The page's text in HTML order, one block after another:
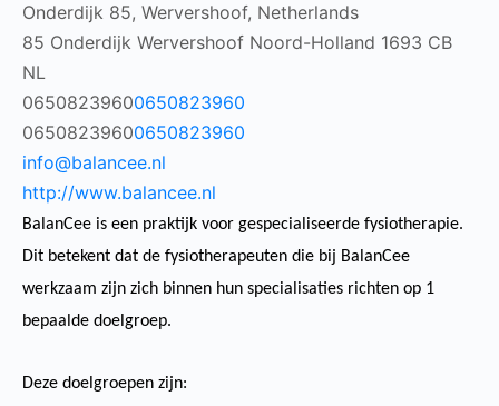
Onderdijk 85, Wervershoof, Netherlands
85 Onderdijk Wervershoof Noord-Holland 1693 CB
NL
06508239600650823960
06508239600650823960
info@balancee.nl
http://www.balancee.nl
BalanCee is een praktijk voor gespecialiseerde fysiotherapie.
Dit betekent dat de fysiotherapeuten die bij BalanCee
werkzaam zijn zich binnen hun specialisaties richten op 1
bepaalde doelgroep.
Deze doelgroepen zijn: